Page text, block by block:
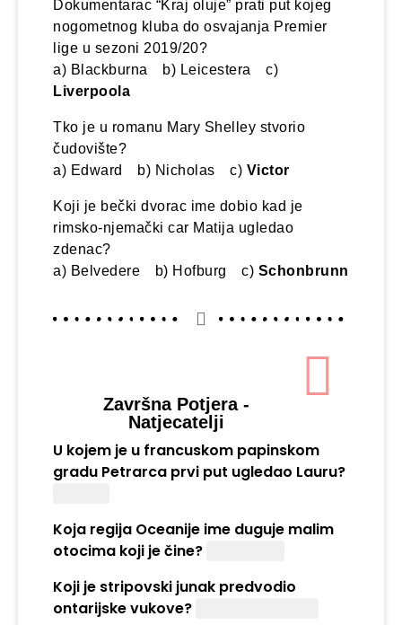
Dokumentarac “Kraj oluje” prati put kojeg
nogometnog kluba do osvajanja Premier
lige u sezoni 2019/20?
a) Blackburna b) Leicestera c)
Liverpoola
Tko je u romanu Mary Shelley stvorio
čudovište?
a) Edward b) Nicholas c) Victor
Koji je bečki dvorac ime dobio kad je
rimsko-njemački car Matija ugledao
zdenac?
a) Belvedere b) Hofburg c) Schonbrunn
Završna Potjera -
Natjecatelji
U kojem je u francuskom papinskom
gradu Petrarca prvi put ugledao Lauru?
Koja regija Oceanije ime duguje malim
otocima koji je čine?
Koji je stripovski junak predvodio
ontarijske vukove?